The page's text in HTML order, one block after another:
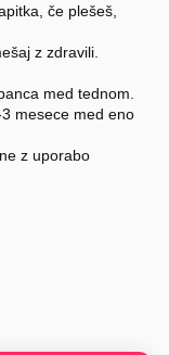
če plešeš,
z zdravili.
med tednom.
mesece med eno
z uporabo